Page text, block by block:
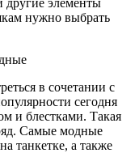
нужно выбрать
в сочетании с
сегодня
и блестками. Такая
Самые модные
танкетке, а также